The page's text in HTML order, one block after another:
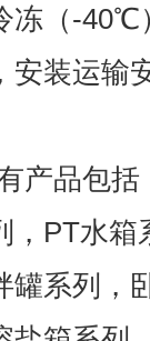
冻（-40℃
安装运输
品包括
，PT水
罐系列，